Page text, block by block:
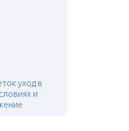
уход в
и